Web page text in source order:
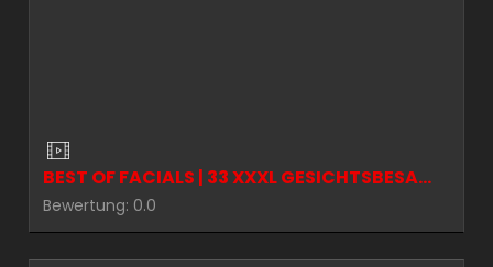
BEST OF FACIALS | 33 XXXL GESICHTSBESAMUNGEN
Bewertung: 0.0